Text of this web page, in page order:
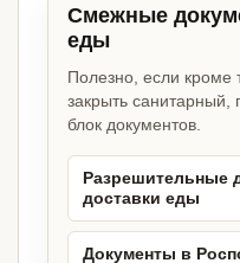
Смежные
еды
Полезно, если кроме
закрыть
блок документов.
Разрешительные
доставки еды
Документы в